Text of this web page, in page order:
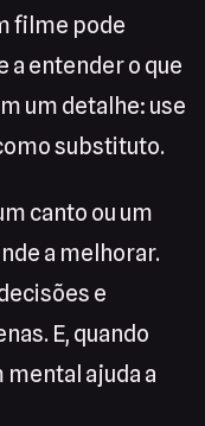
filme pode
a entender o que
um detalhe: use
substituto.
canto ou um
a melhorar.
e
E, quando
ajuda a